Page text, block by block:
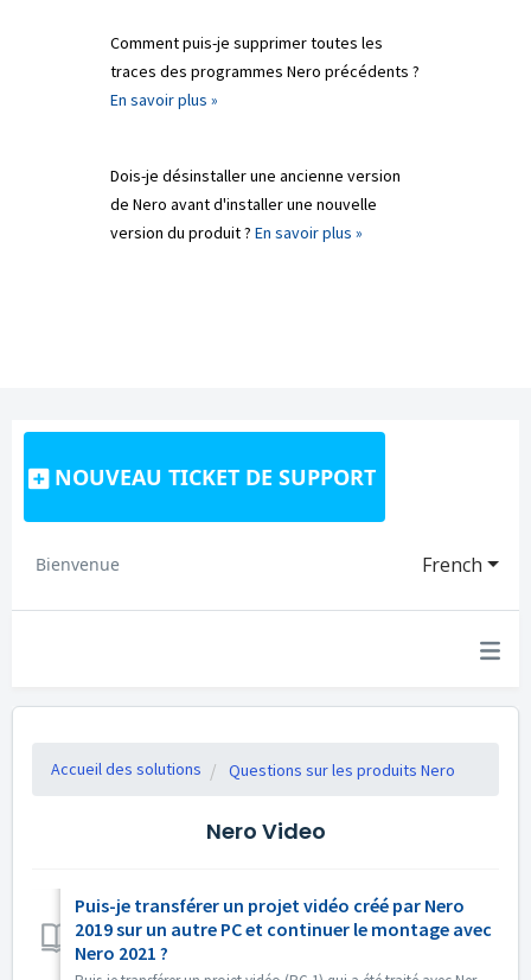
Comment puis-je supprimer toutes les
traces des programmes Nero précédents ?
En savoir plus »
Dois-je désinstaller une ancienne version
de Nero avant d'installer une nouvelle
version du produit ? En savoir plus »
NOUVEAU TICKET DE SUPPORT
French
Bienvenue
Accueil des solutions Questions sur les produits Nero
Nero Video
Puis-je transférer un projet vidéo créé par Nero
2019 sur un autre PC et continuer le montage avec
Nero 2021 ?